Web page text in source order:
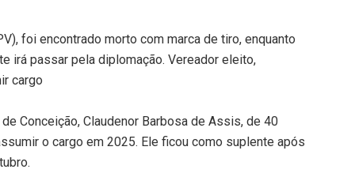
foi encontrado morto com marca de tiro, enquanto
irá passar pela diplomação. Vereador eleito,
cargo
Conceição, Claudenor Barbosa de Assis, de 40
o cargo em 2025. Ele ficou como suplente após